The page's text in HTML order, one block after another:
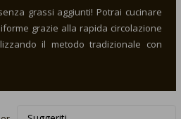
grassi aggiunti! Potrai cucinare
grazie alla rapida circolazione
il metodo tradizionale con